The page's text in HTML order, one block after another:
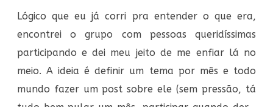
Lógico que eu já corri pra entender o que era,
encontrei o grupo com pessoas queridíssimas
participando e dei meu jeito de me enfiar lá no
meio. A ideia é definir um tema por mês e todo
mundo fazer um post sobre ele (sem pressão, tá